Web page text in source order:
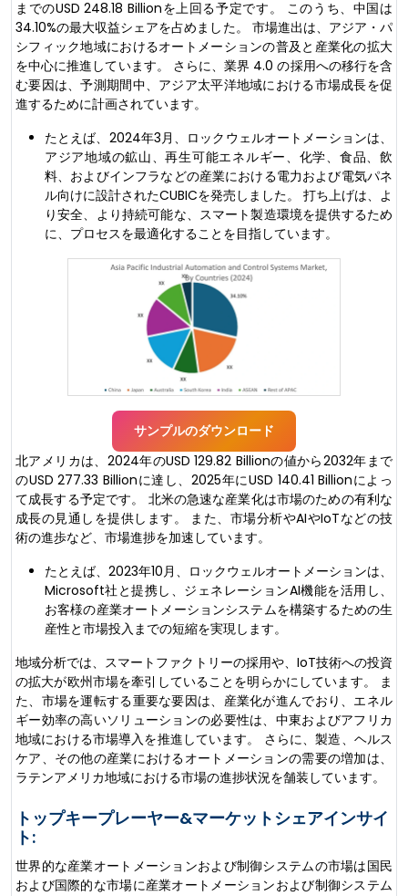
までのUSD 248.18 Billionを上回る予定です。 このうち、中国は
34.10%の最大収益シェアを占めました。 市場進出は、アジア・パ
シフィック地域におけるオートメーションの普及と産業化の拡大
を中心に推進しています。 さらに、業界 4.0 の採用への移行を含
む要因は、予測期間中、アジア太平洋地域における市場成長を促
進するために計画されています。
たとえば、2024年3月、ロックウェルオートメーションは、
アジア地域の鉱山、再生可能エネルギー、化学、食品、飲
料、およびインフラなどの産業における電力および電気パネ
ル向けに設計されたCUBICを発売しました。 打ち上げは、よ
り安全、より持続可能な、スマート製造環境を提供するため
に、プロセスを最適化することを目指しています。
サンプルのダウンロード
北アメリカは、2024年のUSD 129.82 Billionの値から2032年まで
のUSD 277.33 Billionに達し、2025年にUSD 140.41 Billionによっ
て成長する予定です。 北米の急速な産業化は市場のための有利な
成長の見通しを提供します。 また、市場分析やAIやIoTなどの技
術の進歩など、市場進捗を加速しています。
たとえば、2023年10月、ロックウェルオートメーションは、
Microsoft社と提携し、ジェネレーションAI機能を活用し、
お客様の産業オートメーションシステムを構築するための生
産性と市場投入までの短縮を実現します。
地域分析では、スマートファクトリーの採用や、IoT技術への投資
の拡大が欧州市場を牽引していることを明らかにしています。 ま
た、市場を運転する重要な要因は、産業化が進んでおり、エネル
ギー効率の高いソリューションの必要性は、中東およびアフリカ
地域における市場導入を推進しています。 さらに、製造、ヘルス
ケア、その他の産業におけるオートメーションの需要の増加は、
ラテンアメリカ地域における市場の進捗状況を舗装しています。
トップキープレーヤー&マーケットシェアインサイ
ト:
世界的な産業オートメーションおよび制御システムの市場は国民
および国際的な市場に産業オートメーションおよび制御システム